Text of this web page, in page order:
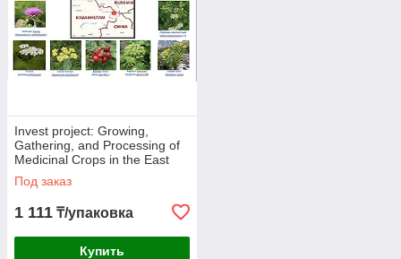
Invest project: Growing,
Gathering, and Processing of
Medicinal Crops in the East
Kazakhstan Region.
Под заказ
1 111 ₸/упаковка
Купить